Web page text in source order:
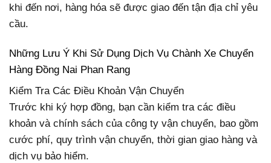
khi đến nơi, hàng hóa sẽ được giao đến tận địa chỉ yêu
cầu.
Những Lưu Ý Khi Sử Dụng Dịch Vụ Chành Xe Chuyển
Hàng Đồng Nai Phan Rang
Kiểm Tra Các Điều Khoản Vận Chuyển
Trước khi ký hợp đồng, bạn cần kiểm tra các điều
khoản và chính sách của công ty vận chuyển, bao gồm
cước phí, quy trình vận chuyển, thời gian giao hàng và
dịch vụ bảo hiểm.